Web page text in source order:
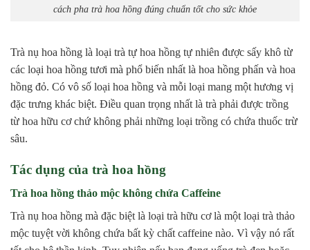
cách pha trà hoa hồng đúng chuẩn tốt cho sức khỏe
Trà nụ hoa hồng là loại trà tự hoa hồng tự nhiên được sấy khô từ
các loại hoa hồng tươi mà phổ biến nhất là hoa hồng phấn và hoa
hồng đỏ. Có vô số loại hoa hồng và mỗi loại mang một hương vị
đặc trưng khác biệt. Điều quan trọng nhất là trà phải được trồng
từ hoa hữu cơ chứ không phải những loại trồng có chứa thuốc trừ
sâu.
Tác dụng của trà hoa hồng
Trà hoa hồng thảo mộc không chứa Caffeine
Trà nụ hoa hồng mà đặc biệt là loại trà hữu cơ là một loại trà thảo
mộc tuyệt vời không chứa bất kỳ chất caffeine nào. Vì vậy nó rất